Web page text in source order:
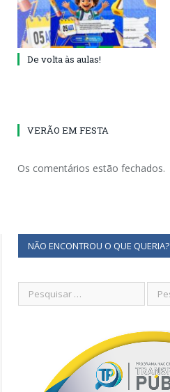
De volta às aulas!
VERÃO EM FESTA
Os comentários estão fechados.
NÃO ENCONTROU O QUE QUERIA?